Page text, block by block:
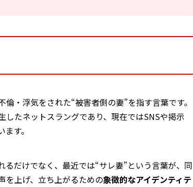
倫・浮気をされた“被害者側の妻”を指す言葉です。
したネットスラングであり、現在ではSNSや掲示
す。
だけでなく、最近では“サレ妻”という言葉が、同
を上げ、立ち上がるための象徴的なアイデンティテ